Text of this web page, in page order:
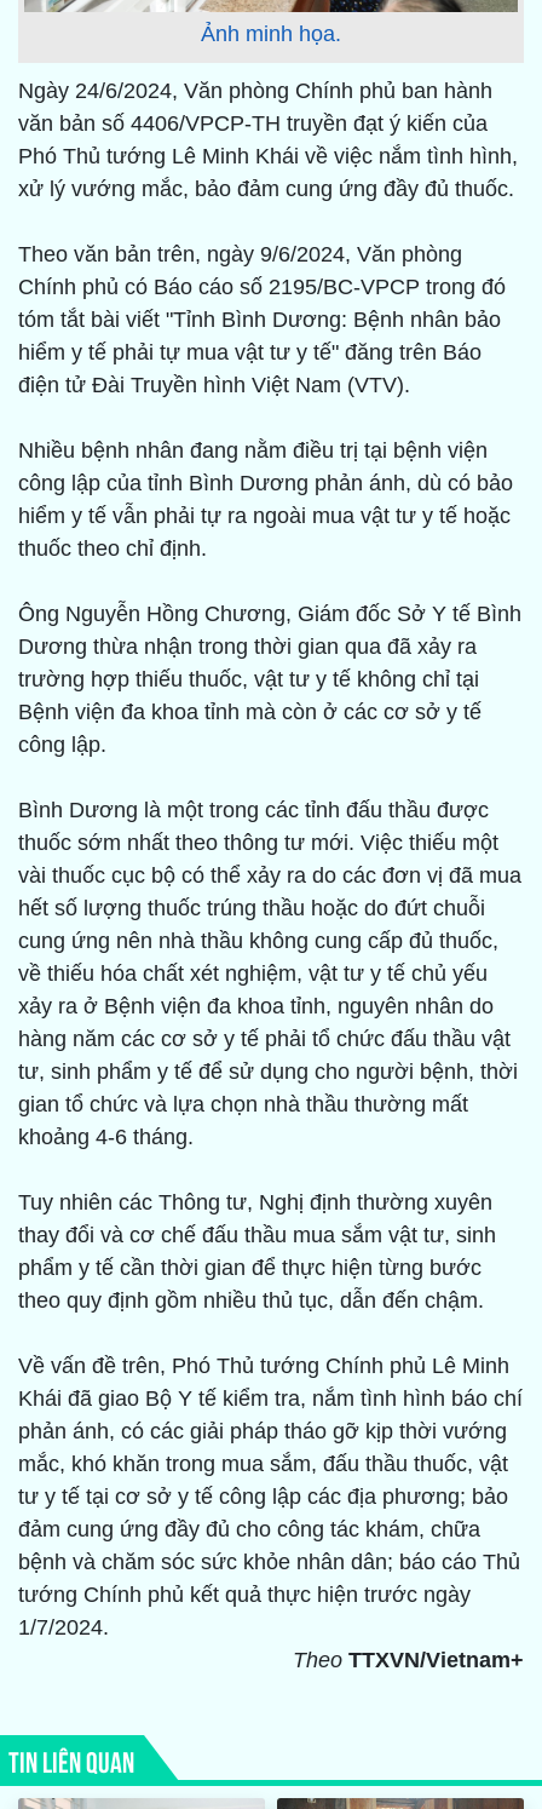
Ảnh minh họa.
Ngày 24/6/2024, Văn phòng Chính phủ ban hành
văn bản số 4406/VPCP-TH truyền đạt ý kiến của
Phó Thủ tướng Lê Minh Khái về việc nắm tình hình,
xử lý vướng mắc, bảo đảm cung ứng đầy đủ thuốc.
Theo văn bản trên, ngày 9/6/2024, Văn phòng
Chính phủ có Báo cáo số 2195/BC-VPCP trong đó
tóm tắt bài viết "Tỉnh Bình Dương: Bệnh nhân bảo
hiểm y tế phải tự mua vật tư y tế" đăng trên Báo
điện tử Đài Truyền hình Việt Nam (VTV).
Nhiều bệnh nhân đang nằm điều trị tại bệnh viện
công lập của tỉnh Bình Dương phản ánh, dù có bảo
hiểm y tế vẫn phải tự ra ngoài mua vật tư y tế hoặc
thuốc theo chỉ định.
Ông Nguyễn Hồng Chương, Giám đốc Sở Y tế Bình
Dương thừa nhận trong thời gian qua đã xảy ra
trường hợp thiếu thuốc, vật tư y tế không chỉ tại
Bệnh viện đa khoa tỉnh mà còn ở các cơ sở y tế
công lập.
Bình Dương là một trong các tỉnh đấu thầu được
thuốc sớm nhất theo thông tư mới. Việc thiếu một
vài thuốc cục bộ có thể xảy ra do các đơn vị đã mua
hết số lượng thuốc trúng thầu hoặc do đứt chuỗi
cung ứng nên nhà thầu không cung cấp đủ thuốc,
về thiếu hóa chất xét nghiệm, vật tư y tế chủ yếu
xảy ra ở Bệnh viện đa khoa tỉnh, nguyên nhân do
hàng năm các cơ sở y tế phải tổ chức đấu thầu vật
tư, sinh phẩm y tế để sử dụng cho người bệnh, thời
gian tổ chức và lựa chọn nhà thầu thường mất
khoảng 4-6 tháng.
Tuy nhiên các Thông tư, Nghị định thường xuyên
thay đổi và cơ chế đấu thầu mua sắm vật tư, sinh
phẩm y tế cần thời gian để thực hiện từng bước
theo quy định gồm nhiều thủ tục, dẫn đến chậm.
Về vấn đề trên, Phó Thủ tướng Chính phủ Lê Minh
Khái đã giao Bộ Y tế kiểm tra, nắm tình hình báo chí
phản ánh, có các giải pháp tháo gỡ kịp thời vướng
mắc, khó khăn trong mua sắm, đấu thầu thuốc, vật
tư y tế tại cơ sở y tế công lập các địa phương; bảo
đảm cung ứng đầy đủ cho công tác khám, chữa
bệnh và chăm sóc sức khỏe nhân dân; báo cáo Thủ
tướng Chính phủ kết quả thực hiện trước ngày
1/7/2024.
Theo TTXVN/Vietnam+
TIN LIÊN QUAN